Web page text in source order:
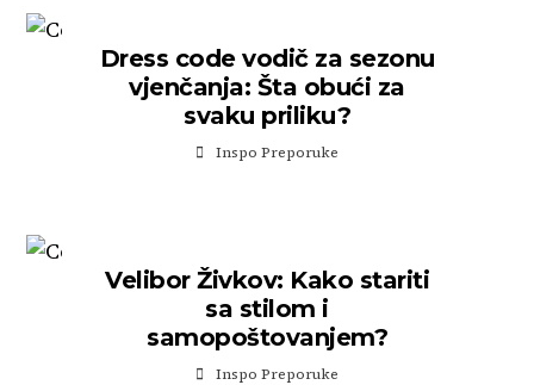
Dress code vodič za sezonu
vjenčanja: Šta obući za
svaku priliku?
Inspo Preporuke
Velibor Živkov: Kako stariti
sa stilom i
samopoštovanjem?
Inspo Preporuke